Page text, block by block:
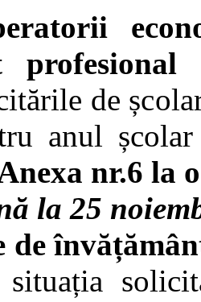
de
anul
nr.6 la
la 25
de
situația